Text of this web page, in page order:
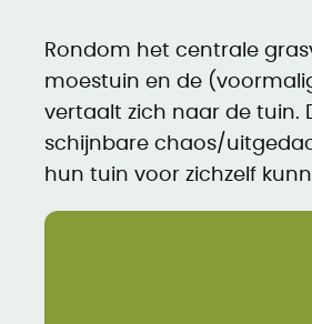
Rondom het centrale
moestuin en de
vertaalt zich naar de tuin.
schijnbare chaos/
hun tuin voor zichzelf